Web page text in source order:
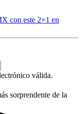
con este 2×1 en
válida.
sorprendente de la